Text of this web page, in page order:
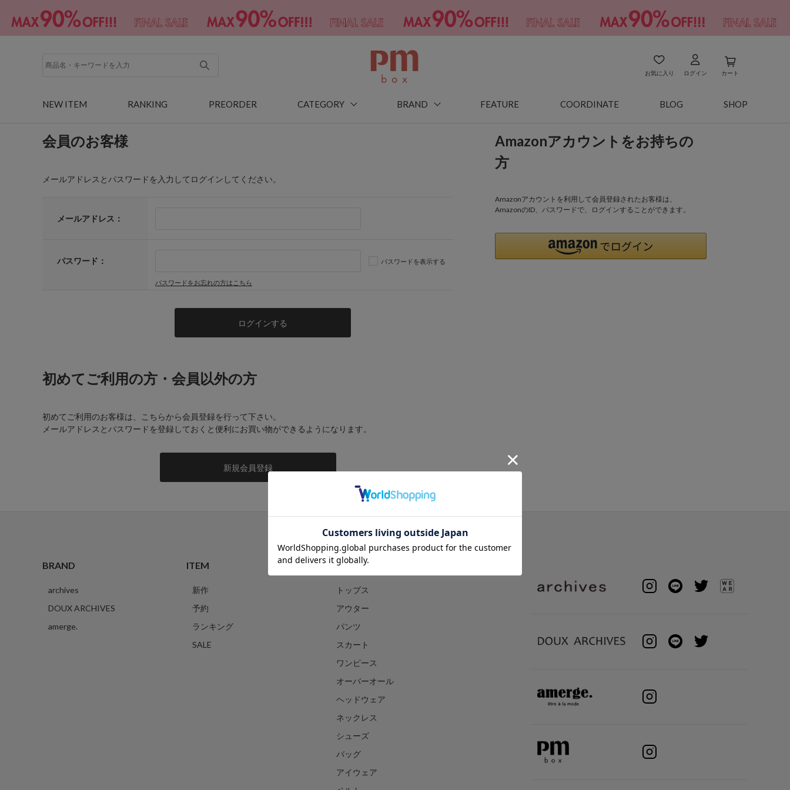
お気に入り ログイン カート
NEW ITEM RANKING PREORDER CATEGORY BRAND FEATURE COORDINATE BLOG SHOP
会員のお客様
メールアドレスとパスワードを入力してログインしてください。
メールアドレス：
パスワード： パスワードを表示する
パスワードをお忘れの方はこちら
Amazonアカウントをお持ちの
方
Amazonアカウントを利用して会員登録されたお客様は、
AmazonのID、パスワードで、ログインすることができます。
初めてご利用の方・会員以外の方
初めてご利用のお客様は、こちらから会員登録を行って下さい。
メールアドレスとパスワードを登録しておくと便利にお買い物ができるようになります。
BRAND
archives
DOUX ARCHIVES
amerge.
ITEM
新作
予約
ランキング
SALE
CATEGORY
トップス
アウター
パンツ
スカート
ワンピース
オーバーオール
ヘッドウェア
ネックレス
シューズ
バッグ
アイウェア